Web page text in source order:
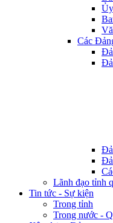
Các
Lãnh đạo tỉnh
Tin tức - Sự kiện
Trong tỉnh
Trong nước -